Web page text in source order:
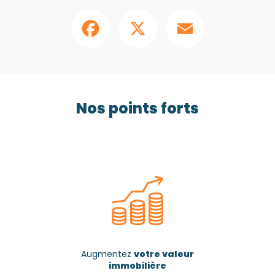
Nos points forts
Augmentez votre valeur
immobilière